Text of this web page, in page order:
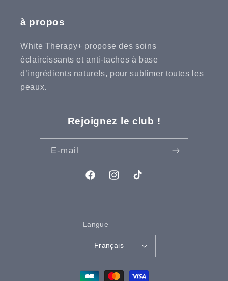
à propos
White Therapy+ propose des soins
éclaircissants et anti-taches à base
d’ingrédients naturels, pour sublimer toutes les
peaux.
Rejoignez le club !
E-mail
FacebookInstagramTikTok
Langue
Français
Moyens